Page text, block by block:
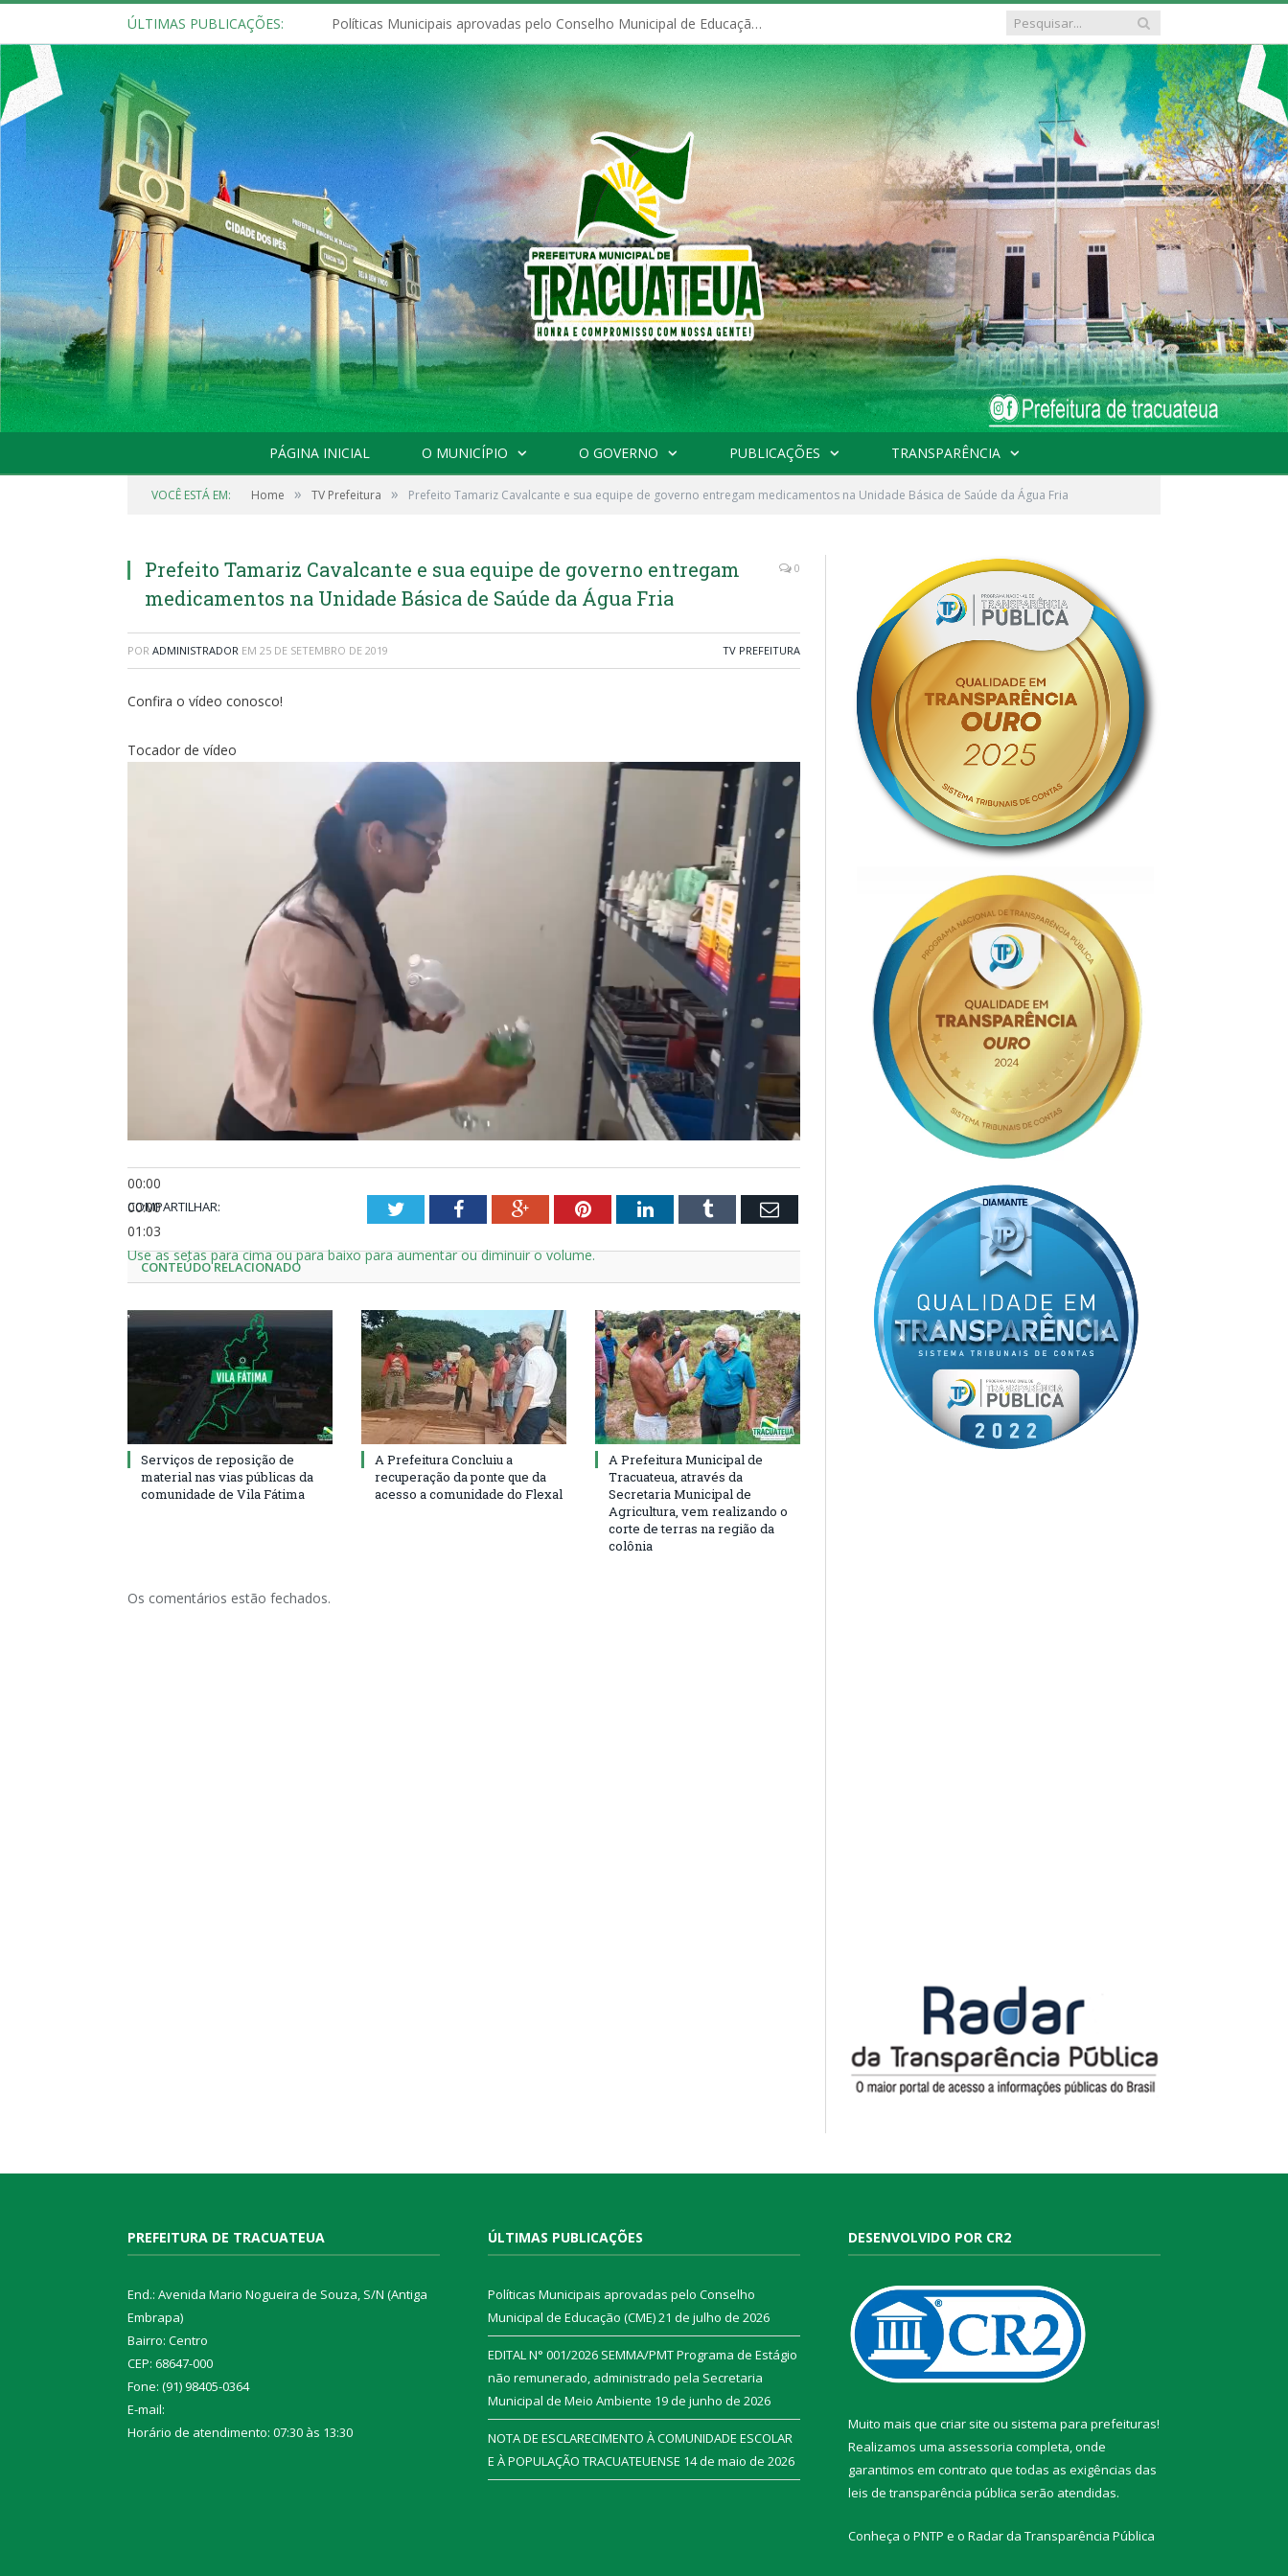
ÚLTIMAS PUBLICAÇÕES: Políticas Municipais aprovadas pelo Conselho Municipal de Educação (CME)
PÁGINA INICIAL O MUNICÍPIO O GOVERNO PUBLICAÇÕES TRANSPARÊNCIA
VOCÊ ESTÁ EM: Home » TV Prefeitura » Prefeito Tamariz Cavalcante e sua equipe de governo entregam medicamentos na Unidade Básica de Saúde da Água Fria
Prefeito Tamariz Cavalcante e sua equipe de governo entregam
medicamentos na Unidade Básica de Saúde da Água Fria
0
POR ADMINISTRADOR EM 25 DE SETEMBRO DE 2019 TV PREFEITURA
Confira o vídeo conosco!
Tocador de vídeo
00:00
00:00
01:03
Use as setas para cima ou para baixo para aumentar ou diminuir o volume.
COMPARTILHAR: TwitterFacebookGoogle+PinterestLinkedInTumblr Email
CONTEÚDO RELACIONADO
Serviços de reposição de
material nas vias públicas da
comunidade de Vila Fátima
A Prefeitura Concluiu a
recuperação da ponte que da
acesso a comunidade do Flexal
A Prefeitura Municipal de
Tracuateua, através da
Secretaria Municipal de
Agricultura, vem realizando o
corte de terras na região da
colônia
Os comentários estão fechados.
PREFEITURA DE TRACUATEUA
End.: Avenida Mario Nogueira de Souza, S/N (Antiga
Embrapa)
Bairro: Centro
CEP: 68647-000
Fone: (91) 98405-0364
E-mail:
Horário de atendimento: 07:30 às 13:30
ÚLTIMAS PUBLICAÇÕES
Políticas Municipais aprovadas pelo Conselho
Municipal de Educação (CME)21 de julho de 2026
EDITAL N° 001/2026 SEMMA/PMT Programa de Estágio
não remunerado, administrado pela Secretaria
Municipal de Meio Ambiente 19 de junho de 2026
NOTA DE ESCLARECIMENTO À COMUNIDADE ESCOLAR
E À POPULAÇÃO TRACUATEUENSE 14 de maio de 2026
DESENVOLVIDO POR CR2
Muito mais que criar site ou sistema para prefeituras!
Realizamos uma assessoria completa, onde
garantimos em contrato que todas as exigências das
leis de transparência pública serão atendidas.
Conheça o PNTP e o Radar da Transparência Pública